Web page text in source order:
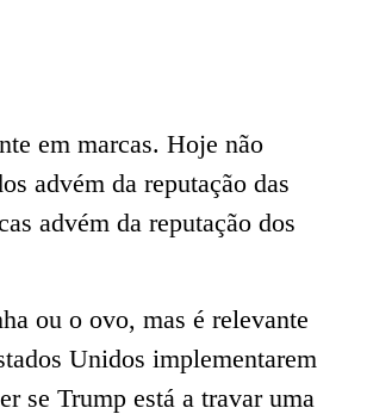
em marcas. Hoje não
advém da reputação das
advém da reputação dos
ou o ovo, mas é relevante
Unidos implementarem
se Trump está a travar uma